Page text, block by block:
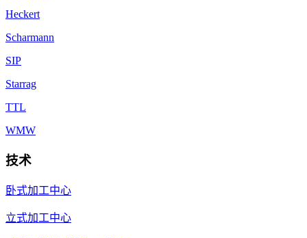
Heckert
Scharmann
SIP
Starrag
TTL
WMW
技术
卧式加工中心
立式加工中心